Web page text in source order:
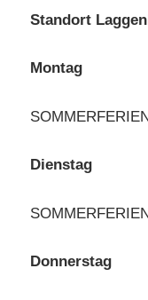
Standort
Montag
Dienstag
Donnerstag